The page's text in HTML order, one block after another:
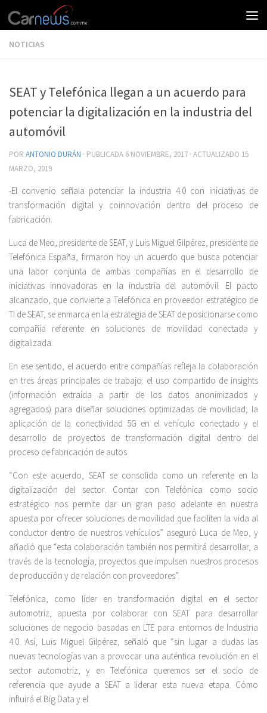
NOTICIAS
SEAT y Telefónica llegan a un acuerdo para
potenciar la digitalización en la industria del
automóvil
POR ANTONIO DURÁN · PUBLICADA 6 NOVIEMBRE, 2017 · ACTUALIZADO 15
MARZO, 2019
-El convenio señala potenciar la industria 4.0 con iniciativas de
transformación digital y coinnovación dentro del proceso de
fabricación.
Luca de Meo, presidente de SEAT, y Luis Miguel Gilpérez, presidente de
Telefónica España, firmaron hoy un acuerdo que busca potenciar
una labor conjunta de ambas compañías en el desarrollo de
iniciativas innovadoras en la industria del automóvil. El pacto
alcanzado, que convierte a Telefónica en proveedor estratégico de
TI de SEAT, se enmarca en la estrategia de SEAT de posicionarse como
compañía referente en soluciones de movilidad conectada y
digitalizada.
En ese sentido, el acuerdo entre compañías refleja la colaboración
en tres áreas principales de trabajo: el uso compartido de insights
(información extraída a partir de los datos anonimizados y
agregados) para diseñar soluciones optimizadas de movilidad; la
aplicación de la conectividad 5G en el vehículo conectado y el
desarrollo de proyectos de transformación digital dentro del
proceso de fabricación de autos.
“Con este acuerdo, SEAT se consolida como un referente en la
digitalización del sector. Contar con Telefónica como socio
estratégico nos permite dar un gran paso adelante en nuestra
apuesta por ofrecer soluciones de movilidad que faciliten la vida al
conductor dentro de nuestros vehículos” aseguró Luca de Meo, y
añadió que “esta colaboración también nos permitirá desarrollar, a
través de la tecnología, proyectos que impulsen nuestros procesos
de producción y de relación con proveedores”.
Telefónica, como líder en transformación digital en el sector
automotriz, apuesta por colaborar con SEAT para desarrollar
soluciones de negocio basadas en LTE para entornos de Industria
4.0. Así, Luis Miguel Gilpérez, señaló que “sin lugar a dudas las
nuevas tecnologías van a provocar una auténtica revolución en el
sector automotriz, y en Telefónica queremos ser el socio de
referencia que ayude a SEAT a liderar esta nueva etapa. Cómo
influirá el Big Data y el